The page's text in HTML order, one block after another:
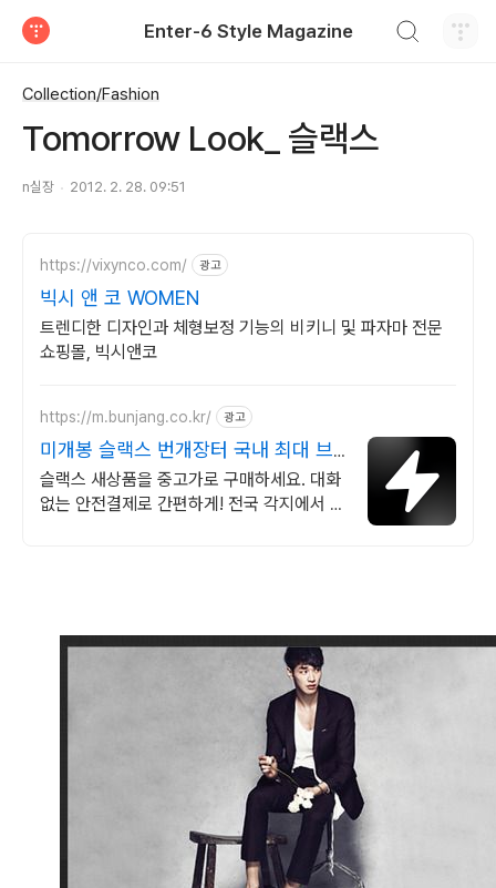
Enter-6 Style Magazine
Collection/Fashion
Tomorrow Look_ 슬랙스
n실장 2012. 2. 28. 09:51
https://vixynco.com/ 광고
빅시 앤 코 WOMEN
트렌디한 디자인과 체형보정 기능의 비키니 및 파자마 전문
쇼핑몰, 빅시앤코
https://m.bunjang.co.kr/ 광고
미개봉 슬랙스 번개장터 국내 최대 브
랜드 중고거래
슬랙스 새상품을 중고가로 구매하세요. 대화
없는 안전결제로 간편하게! 전국 각지에서 올